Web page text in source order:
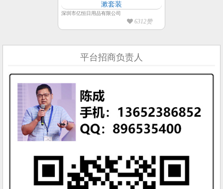
漱套装
深圳市亿恒日用品有限公司
6312赞
平台招商负责人